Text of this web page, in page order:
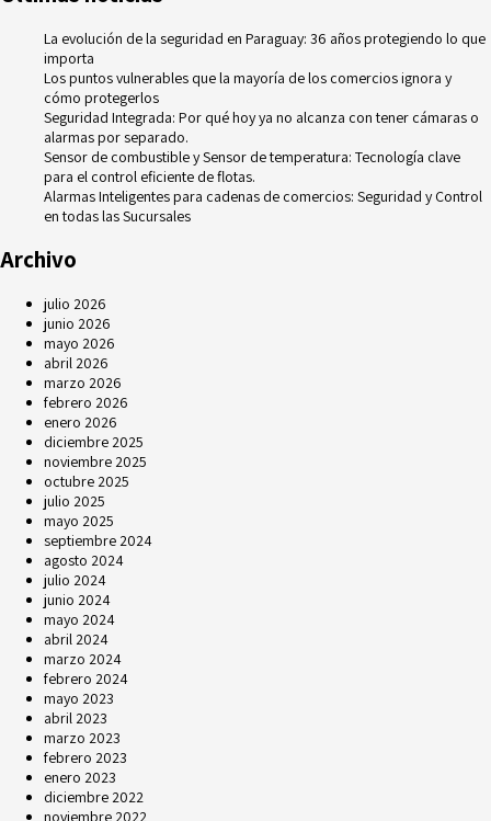
La evolución de la seguridad en Paraguay: 36 años protegiendo lo que
importa
Los puntos vulnerables que la mayoría de los comercios ignora y
cómo protegerlos
Seguridad Integrada: Por qué hoy ya no alcanza con tener cámaras o
alarmas por separado.
Sensor de combustible y Sensor de temperatura: Tecnología clave
para el control eficiente de flotas.
Alarmas Inteligentes para cadenas de comercios: Seguridad y Control
en todas las Sucursales
Archivo
julio 2026
junio 2026
mayo 2026
abril 2026
marzo 2026
febrero 2026
enero 2026
diciembre 2025
noviembre 2025
octubre 2025
julio 2025
mayo 2025
septiembre 2024
agosto 2024
julio 2024
junio 2024
mayo 2024
abril 2024
marzo 2024
febrero 2024
mayo 2023
abril 2023
marzo 2023
febrero 2023
enero 2023
diciembre 2022
noviembre 2022